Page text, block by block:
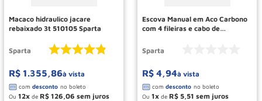
Macaco hidraulico jacare
rebaixado 3t 510105 Sparta
Sparta
R$ 1.355,86à vista
Ou 12 de R$ 126 06
Escova Manual em Aco Carbono
com 4 fileiras e cabo de
Sparta
R$ 4,94à vista
Ou 1 de R$ 5 51